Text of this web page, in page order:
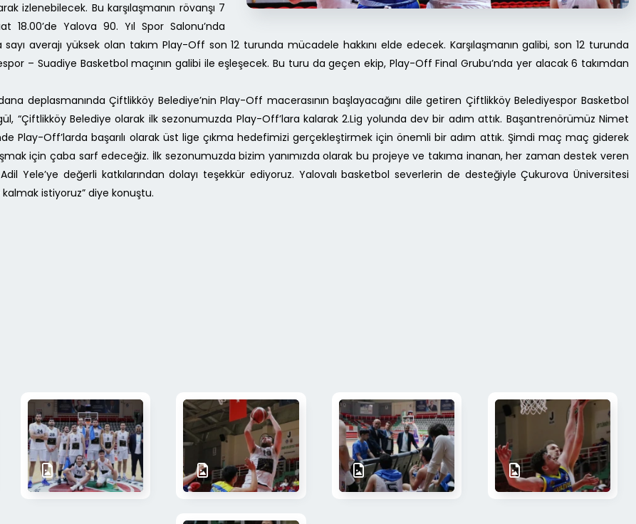
izlenebilecek. Bu karşılaşmanın rövanşı 7
18.00’de Yalova 90. Yıl Spor Salonu’nda
averajı yüksek olan takım Play-Off son 12 turunda mücadele hakkını elde edecek. Karşılaşmanın galibi, son 12 turunda
– Suadiye Basketbol maçının galibi ile eşleşecek. Bu turu da geçen ekip, Play-Off Final Grubu’nda yer alacak 6 takımdan
deplasmanında Çiftlikköy Belediye’nin Play-Off macerasının başlayacağını dile getiren Çiftlikköy Belediyespor Basketbol
“Çiftlikköy Belediye olarak ilk sezonumuzda Play-Off’lara kalarak 2.Lig yolunda dev bir adım attık. Başantrenörümüz Nimet
Play-Off’larda başarılı olarak üst lige çıkma hedefimizi gerçekleştirmek için önemli bir adım attık. Şimdi maç maç giderek
için çaba sarf edeceğiz. İlk sezonumuzda bizim yanımızda olarak bu projeye ve takıma inanan, her zaman destek veren
Adil Yele’ye değerli katkılarından dolayı teşekkür ediyoruz. Yalovalı basketbol severlerin de desteğiyle Çukurova Üniversitesi
istiyoruz” diye konuştu.